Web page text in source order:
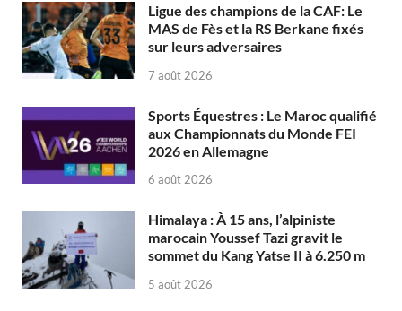
Ligue des champions de la CAF: Le
MAS de Fès et la RS Berkane fixés
sur leurs adversaires
7 août 2026
Sports Équestres : Le Maroc qualifié
aux Championnats du Monde FEI
2026 en Allemagne
6 août 2026
Himalaya : À 15 ans, l’alpiniste
marocain Youssef Tazi gravit le
sommet du Kang Yatse II à 6.250 m
5 août 2026